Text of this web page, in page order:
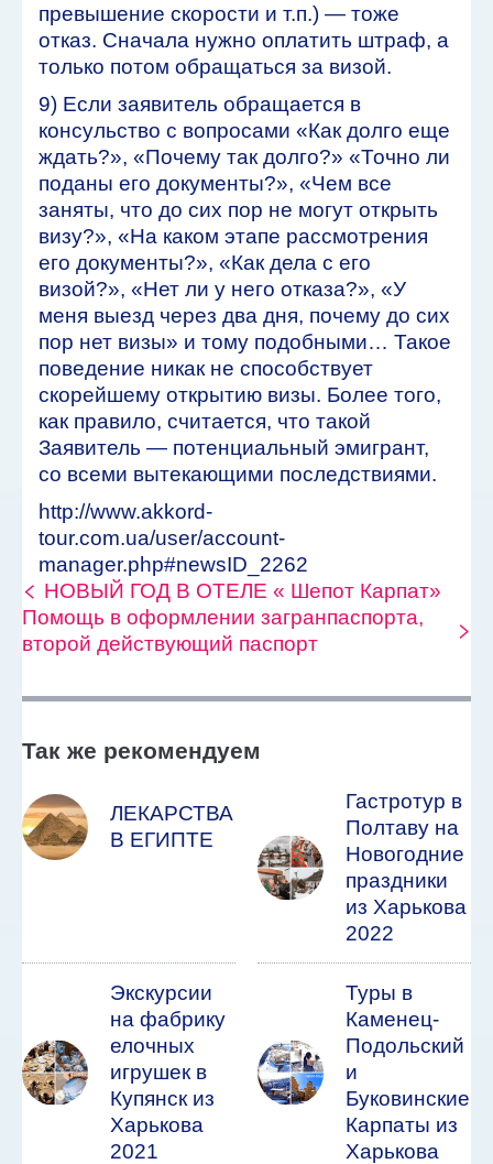
превышение скорости и т.п.) — тоже
отказ. Сначала нужно оплатить штраф, а
только потом обращаться за визой.
9) Если заявитель обращается в
консульство с вопросами «Как долго еще
ждать?», «Почему так долго?» «Точно ли
поданы его документы?», «Чем все
заняты, что до сих пор не могут открыть
визу?», «На каком этапе рассмотрения
его документы?», «Как дела с его
визой?», «Нет ли у него отказа?», «У
меня выезд через два дня, почему до сих
пор нет визы» и тому подобными… Такое
поведение никак не способствует
скорейшему открытию визы. Более того,
как правило, считается, что такой
Заявитель — потенциальный эмигрант,
со всеми вытекающими последствиями.
http://www.akkord-
tour.com.ua/user/account-
manager.php#newsID_2262
НОВЫЙ ГОД В ОТЕЛЕ « Шепот Карпат»
Помощь в оформлении загранпаспорта,
второй действующий паспорт
Так же рекомендуем
ЛЕКАРСТВА
В ЕГИПТЕ
Гастротур в
Полтаву на
Новогодние
праздники
из Харькова
2022
Экскурсии
на фабрику
елочных
игрушек в
Купянск из
Харькова
2021
Туры в
Каменец-
Подольский
и
Буковинские
Карпаты из
Харькова